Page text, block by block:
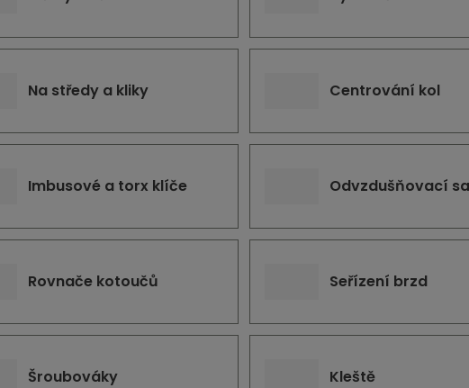
Na středy a kliky Centrování kol
Imbusové a torx klíče Odvzdušňovací
Rovnače kotoučů Seřízení brzd
Šroubováky Kleště